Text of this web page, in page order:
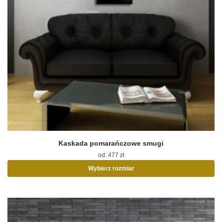
Kaskada pomarańczowe smugi
od: 477 zł
Wybierz rozmiar
ma
wiele
wariantów.